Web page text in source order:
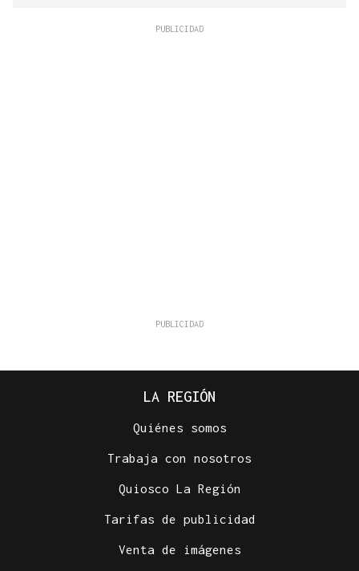
LA REGIÓN
Quiénes somos
Trabaja con nosotros
Quiosco La Región
Tarifas de publicidad
Venta de imágenes